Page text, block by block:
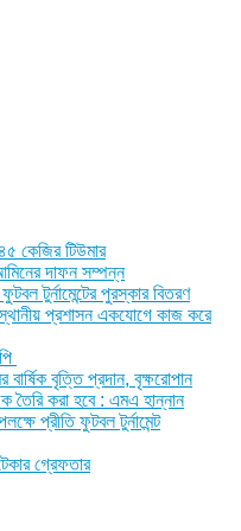
কেজির টিউমার
দাফন সম্পন্ন
টুর্নামেন্টের পুরস্কার বিতরণ
প্রশাসন একযোগে কাজ করে
বৃত্তি প্রদান, বৃক্ষরোপান
তৈরি করা হবে : এমএ হান্নান
প্রীতি ফুটবল টুর্নামেন্ট
গ্রেফতার